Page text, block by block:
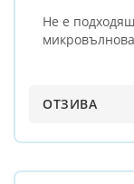
Не е
ОТЗИВА